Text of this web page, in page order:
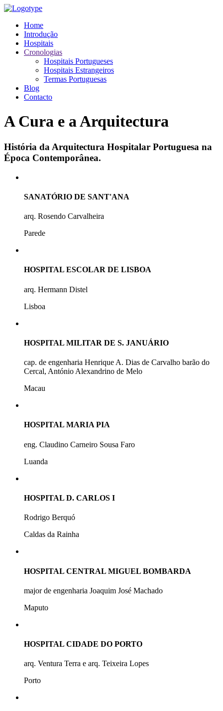
Home
Introdução
Hospitais
Cronologias
Hospitais Portugueses
Hospitais Estrangeiros
Termas Portuguesas
Blog
Contacto
A Cura e a Arquitectura
História da Arquitectura Hospitalar Portuguesa na
Época Contemporânea.
SANATÓRIO DE SANT'ANA
arq. Rosendo Carvalheira
Parede
HOSPITAL ESCOLAR DE LISBOA
arq. Hermann Distel
Lisboa
HOSPITAL MILITAR DE S. JANUÁRIO
cap. de engenharia Henrique A. Dias de Carvalho barão do
Cercal, António Alexandrino de Melo
Macau
HOSPITAL MARIA PIA
eng. Claudino Carneiro Sousa Faro
Luanda
HOSPITAL D. CARLOS I
Rodrigo Berquó
Caldas da Rainha
HOSPITAL CENTRAL MIGUEL BOMBARDA
major de engenharia Joaquim José Machado
Maputo
HOSPITAL CIDADE DO PORTO
arq. Ventura Terra e arq. Teixeira Lopes
Porto